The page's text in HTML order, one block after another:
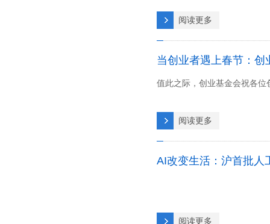
阅读更多
当创业者遇上春节：创
值此之际，创业基金会祝各
阅读更多
AI改变生活：沪首批人
阅读更多